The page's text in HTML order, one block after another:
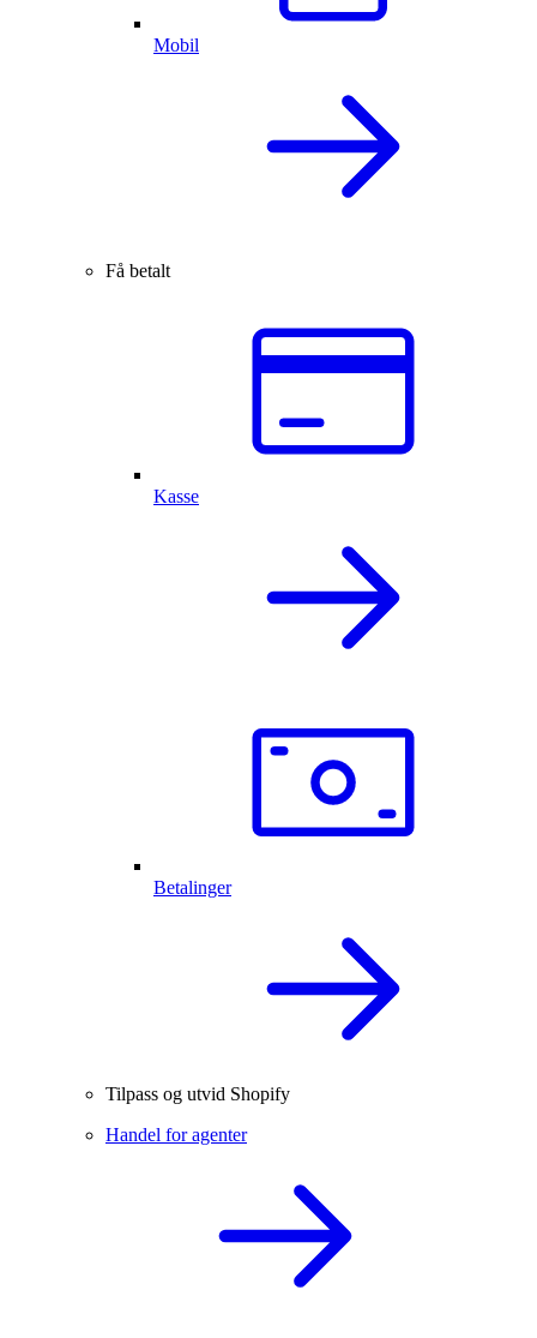
Mobil
Få betalt
Kasse
Betalinger
Tilpass og utvid Shopify
Handel for agenter